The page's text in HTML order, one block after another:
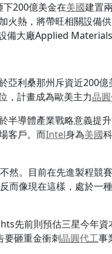
200億美金在美國建置
火熱，將帶旺相關設備
大廠Applied Materials
利桑那州斥資近200
，計畫成為歐美主力晶
半導體產業戰略意義提
客戶。而Intel身為美國
然。目前在先進製程競賽
而像現在這樣，處於一
先前則預估三星今年
要砸重金衝刺晶圓代工事